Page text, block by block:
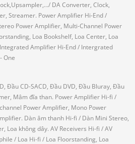
/ DA Converter, Clock,
Streamer. Power Amplifier Hi-End/
Power Amplifier, Multi-Channel Power
Loa Bookshelf, Loa Center, Loa
Integrated Amplifier Hi-End/ Intergrated
One
Đầu CD-SACD, Đầu DVD, Đầu Bluray, Đầu
Mâm đĩa than. Power Amplifier Hi-fi /
Power Amplifier, Mono Power
Dàn âm thanh Hi-fi / Dàn Mini Stereo,
Loa không dây. AV Receivers Hi-fi / AV
/ Loa Hi-fi / Loa Floorstanding, Loa